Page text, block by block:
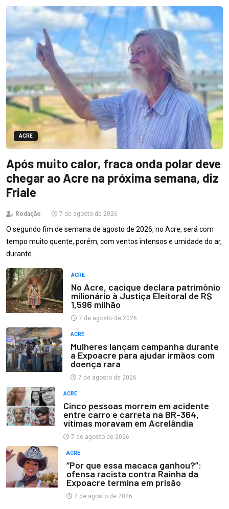
ACRE
Após muito calor, fraca onda polar deve
chegar ao Acre na próxima semana, diz
Friale
Redação 7 de agosto de 2026
O segundo fim de semana de agosto de 2026, no Acre, será com
tempo muito quente, porém, com ventos intensos e umidade do ar,
durante…
ACRE
No Acre, cacique declara patrimônio
milionário à Justiça Eleitoral de R$
1,596 milhão
7 de agosto de 2026
ACRE
Mulheres lançam campanha durante
a Expoacre para ajudar irmãos com
doença rara
7 de agosto de 2026
ACRE
Cinco pessoas morrem em acidente
entre carro e carreta na BR-364,
vítimas moravam em Acrelândia
7 de agosto de 2026
ACRE
“Por que essa macaca ganhou?”:
ofensa racista contra Rainha da
Expoacre termina em prisão
7 de agosto de 2026